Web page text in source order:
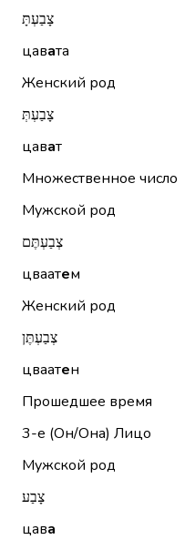
צָבַעְתָּ
цавата
Женский род
צָבַעְתְּ
цават
Множественное число
Мужской род
צְבַעְתֶּם
цваатем
Женский род
צְבַעְתֶּן
цваатен
Прошедшее время
3-е (Он/Она) Лицо
Мужской род
צָבַע
цава